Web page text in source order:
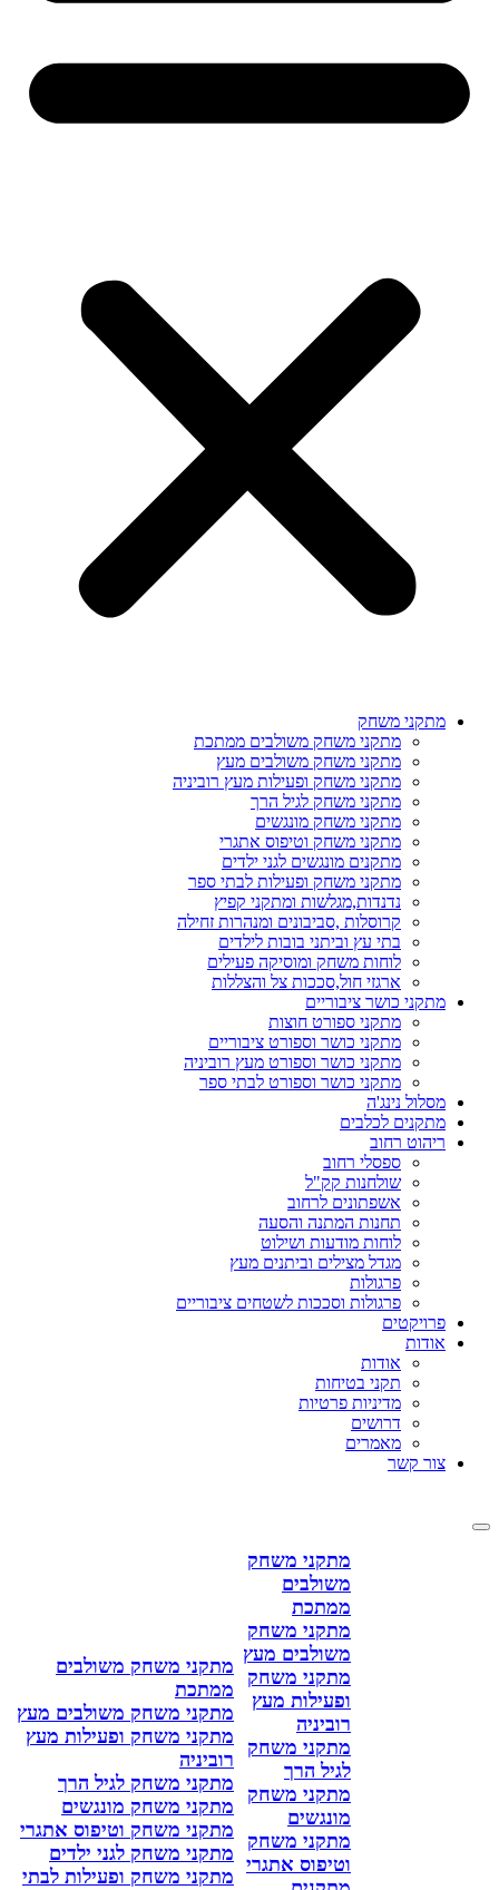
מתקני משחק
מתקני משחק משולבים ממתכת
מתקני משחק משולבים מעץ
מתקני משחק ופעילות מעץ רוביניה
מתקני משחק לגיל הרך
מתקני משחק מונגשים
מתקני משחק וטיפוס אתגרי
מתקנים מונגשים לגני ילדים
מתקני משחק ופעילות לבתי ספר
נדנדות,מגלשות ומתקני קפיץ
קרוסלות ,סביבונים ומנהרות זחילה
בתי עץ וביתני בובות לילדים
לוחות משחק ומוסיקה פעילים
ארגזי חול,סככות צל והצללות
מתקני כושר ציבוריים
מתקני ספורט חוצות
מתקני כושר וספורט ציבוריים
מתקני כושר וספורט מעץ רוביניה
מתקני כושר וספורט לבתי ספר
מסלול נינג'ה
מתקנים לכלבים
ריהוט רחוב
ספסלי רחוב
שולחנות קק"ל
אשפתונים לרחוב
תחנות המתנה והסעה
לוחות מודעות ושילוט
מגדל מצילים וביתנים מעץ
פרגולות
פרגולות וסככות לשטחים ציבוריים
פרויקטים
אודות
אודות
תקני בטיחות
מדיניות פרטיות
דרושים
מאמרים
צור קשר
מתקני משחק
משולבים
ממתכת
מתקני משחק
משולבים מעץ
מתקני משחק
ופעילות מעץ
רוביניה
מתקני משחק
לגיל הרך
מתקני משחק
מונגשים
מתקני משחק
וטיפוס אתגרי
מתקני משחק משולבים
ממתכת
מתקני משחק משולבים מעץ
מתקני משחק ופעילות מעץ
רוביניה
מתקני משחק לגיל הרך
מתקני משחק מונגשים
מתקני משחק וטיפוס אתגרי
מתקני משחק לגני ילדים
מתקני משחק ופעילות לבתי